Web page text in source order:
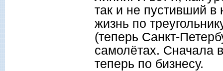
так и не пустивший
жизнь по
(теперь Санкт-
самолётах. Сначала
теперь по бизнесу.